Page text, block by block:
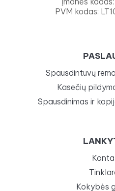
PVM kodas:
Spausdintuvų
Kasečių
Spausdinimas ir
Kokybės